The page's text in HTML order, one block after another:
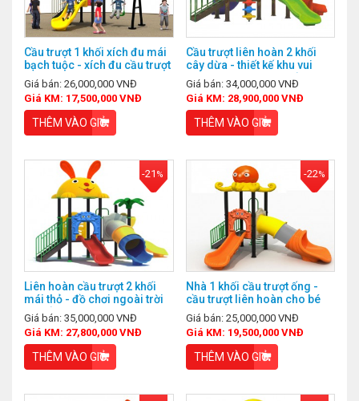
Cầu trượt 1 khối xích đu mái
bạch tuộc - xích đu cầu trượt
liên hoàn ngoài trời
Giá bán: 26,000,000 VNĐ
Giá KM: 17,500,000 VNĐ
THÊM VÀO GIỎ
Cầu trượt liên hoàn 2 khối
cây dừa - thiết kế khu vui
chơi ngoài trời cho trẻ em
Giá bán: 34,000,000 VNĐ
Giá KM: 28,900,000 VNĐ
THÊM VÀO GIỎ
-21 %
Liên hoàn cầu trượt 2 khối
mái thỏ - đồ chơi ngoài trời
giá rẻ
Giá bán: 35,000,000 VNĐ
Giá KM: 27,800,000 VNĐ
THÊM VÀO GIỎ
-22%
Nhà 1 khối cầu trượt ống -
cầu trượt liên hoàn cho bé
Giá bán: 25,000,000 VNĐ
Giá KM: 19,500,000 VNĐ
THÊM VÀO GIỎ